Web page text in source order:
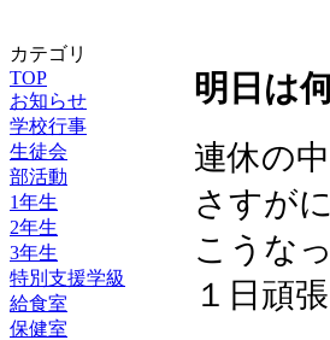
カテゴリ
TOP
お知らせ
学校行事
生徒会
部活動
1年生
2年生
3年生
特別支援学級
給食室
保健室
明日は
連休の
さすが
こうな
１日頑